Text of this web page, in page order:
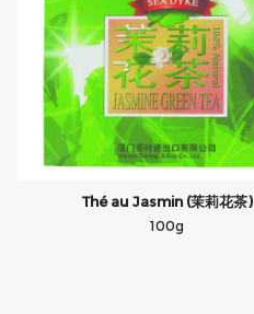
Thé au Jasmin (茉莉花茶)
100g